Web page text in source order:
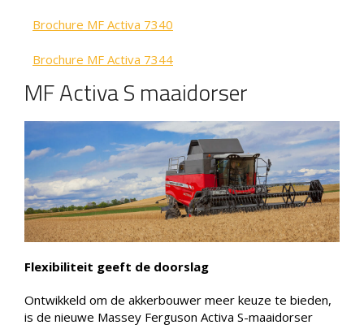
Brochure MF Activa 7340
Brochure MF Activa 7344
MF Activa S maaidorser
Flexibiliteit geeft de doorslag
Ontwikkeld om de akkerbouwer meer keuze te bieden,
is de nieuwe Massey Ferguson Activa S-maaidorser